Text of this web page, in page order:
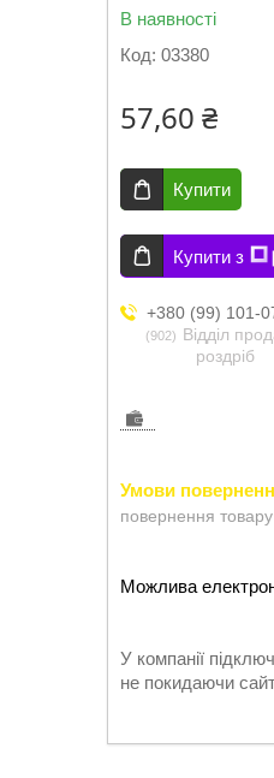
В наявності
Код: 03380
57,60 ₴
Купити
Купити з
+380 (99) 101-
902
Відділ
роздріб
повернення
У компанії
не покидаючи